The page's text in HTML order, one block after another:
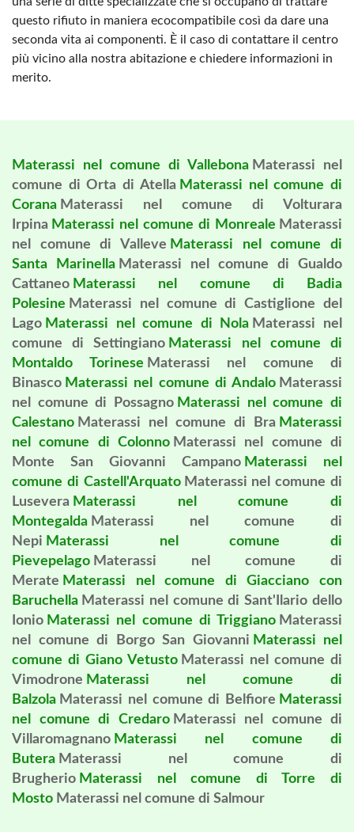
questo rifiuto in maniera ecocompatibile così da dare una
seconda vita ai componenti. È il caso di contattare il centro
più vicino alla nostra abitazione e chiedere informazioni in
merito.
Materassi nel comune di Vallebona Materassi nel
comune di Orta di Atella Materassi nel comune di
Corana Materassi nel comune di Volturara
Irpina Materassi nel comune di Monreale Materassi
nel comune di Valleve Materassi nel comune di
Santa Marinella Materassi nel comune di Gualdo
Cattaneo Materassi nel comune di Badia
Polesine Materassi nel comune di Castiglione del
Lago Materassi nel comune di Nola Materassi nel
comune di Settingiano Materassi nel comune di
Montaldo Torinese Materassi nel comune di
Binasco Materassi nel comune di Andalo Materassi
nel comune di Possagno Materassi nel comune di
Calestano Materassi nel comune di Bra Materassi
nel comune di Colonno Materassi nel comune di
Monte San Giovanni Campano Materassi nel
comune di Castell'Arquato Materassi nel comune di
Lusevera Materassi nel comune di
Montegalda Materassi nel comune di
Nepi Materassi nel comune di
Pievepelago Materassi nel comune di
Merate Materassi nel comune di Giacciano con
Baruchella Materassi nel comune di Sant'Ilario dello
Ionio Materassi nel comune di Triggiano Materassi
nel comune di Borgo San Giovanni Materassi nel
comune di Giano Vetusto Materassi nel comune di
Vimodrone Materassi nel comune di
Balzola Materassi nel comune di Belfiore Materassi
nel comune di Credaro Materassi nel comune di
Villaromagnano Materassi nel comune di
Butera Materassi nel comune di
Brugherio Materassi nel comune di Torre di
Mosto Materassi nel comune di Salmour